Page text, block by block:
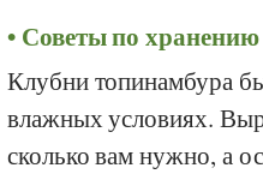
Советы по хранению
Клубни топинамбура
влажных условиях.
сколько вам нужно, а